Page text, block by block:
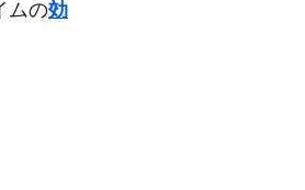
ムの効